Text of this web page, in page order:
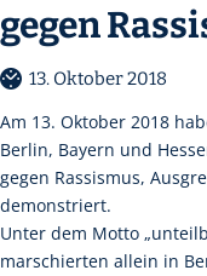
gegen
13. Oktober 2018
Am 13. Oktober 2018
Berlin, Bayern und
gegen Rassismus,
demonstriert.
Unter dem Motto
marschierten allein in